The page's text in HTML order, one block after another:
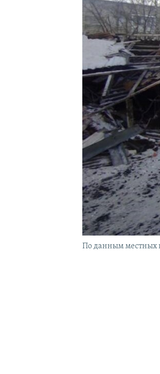
КРЫМ.НЕПОКОРЕННЫЙ
УКРАИНСКАЯ ПРОБЛЕМА КРЫМА
По данным местных